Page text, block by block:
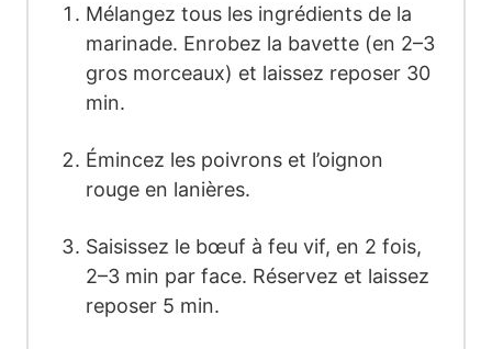
Mélangez tous les ingrédients de la
marinade. Enrobez la bavette (en 2–3
gros morceaux) et laissez reposer 30
min.
Émincez les poivrons et l’oignon
rouge en lanières.
Saisissez le bœuf à feu vif, en 2 fois,
2–3 min par face. Réservez et laissez
reposer 5 min.